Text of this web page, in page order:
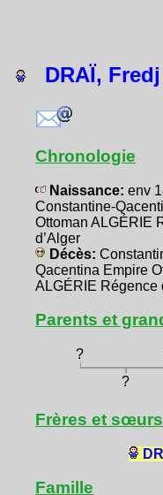
DRAÏ, Fredj
Chronologie
Naissance: env
Constantine-
Ottoman ALGÉRIE
d’Alger
Décès:
Qacentina Empire
ALGÉRIE Régence
Parents et
?
?
Frères et sœurs
Famille